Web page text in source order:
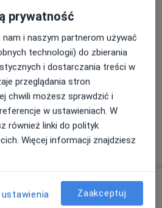
więcej
o doświadczeniu
prywatność
i naszym partnerom używać
technologii) do zbierania
i dostarczania treści w
przeglądania stron
chwili możesz sprawdzić i
w ustawieniach. W
również linki do polityk
Więcej informacji znajdziesz
Zaakceptuj